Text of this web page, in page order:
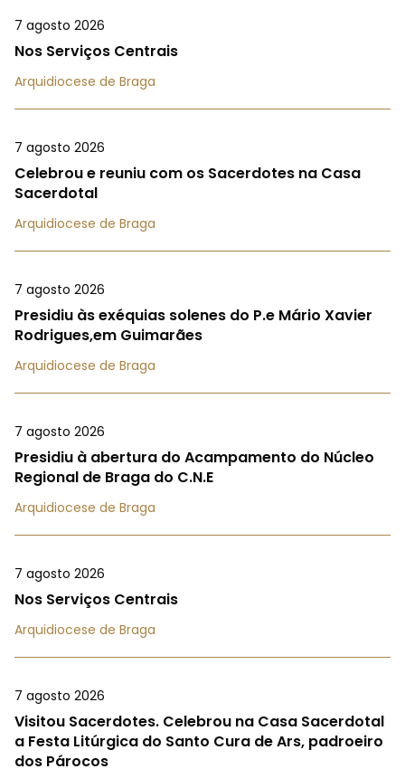
7 agosto 2026
Nos Serviços Centrais
Arquidiocese de Braga
7 agosto 2026
Celebrou e reuniu com os Sacerdotes na Casa
Sacerdotal
Arquidiocese de Braga
7 agosto 2026
Presidiu às exéquias solenes do P.e Mário Xavier
Rodrigues,em Guimarães
Arquidiocese de Braga
7 agosto 2026
Presidiu à abertura do Acampamento do Núcleo
Regional de Braga do C.N.E
Arquidiocese de Braga
7 agosto 2026
Nos Serviços Centrais
Arquidiocese de Braga
7 agosto 2026
Visitou Sacerdotes. Celebrou na Casa Sacerdotal
a Festa Litúrgica do Santo Cura de Ars, padroeiro
dos Párocos